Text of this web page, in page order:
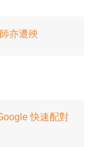
亦遭殃
快速配對